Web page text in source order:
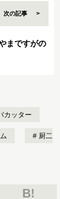
次の記事
まですがの
カッター
厨二
B!